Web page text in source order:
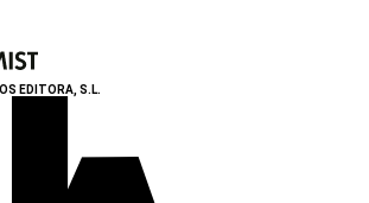
EDITORA, S.L.